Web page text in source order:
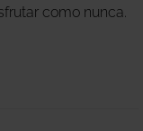
como nunca.